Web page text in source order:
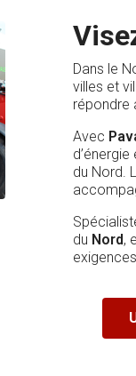
Dans le
villes et
répondre
Avec
du Nord.
du Nord,